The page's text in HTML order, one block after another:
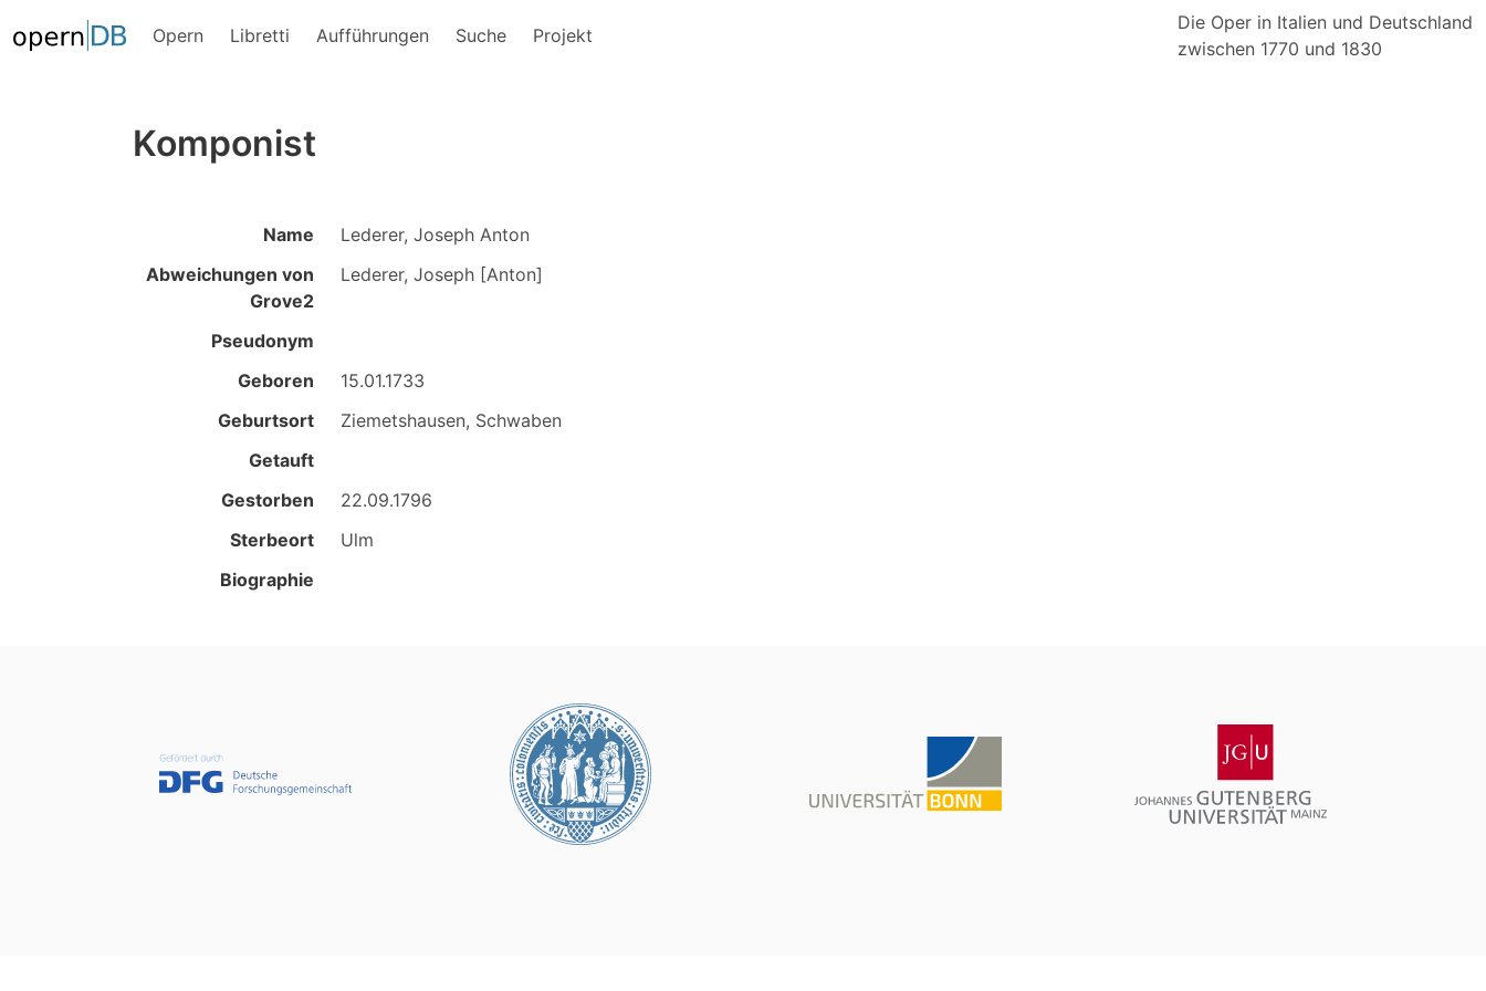
Opern Libretti Aufführungen Suche Projekt
Die Oper in Italien und Deutschland
zwischen 1770 und 1830
Komponist
Name
Lederer, Joseph Anton
Abweichungen von
Grove2
Lederer, Joseph [Anton]
Pseudonym
Geboren
15.01.1733
Geburtsort
Ziemetshausen, Schwaben
Getauft
Gestorben
22.09.1796
Sterbeort
Ulm
Biographie